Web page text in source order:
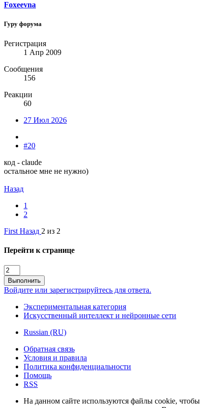
Foxeevna
Гуру форума
Регистрация
1 Апр 2009
Сообщения
156
Реакции
60
27 Июл 2026
#20
код - claude
остальное мне не нужно)
Назад
1
2
First Назад 2 из 2
Перейти к странице
Выполнить
Войдите или зарегистрируйтесь для ответа.
Экспериментальная категория
Искусственный интеллект и нейронные сети
Russian (RU)
Обратная связь
Условия и правила
Политика конфиденциальности
Помощь
RSS
На данном сайте используются файлы cookie, чтобы